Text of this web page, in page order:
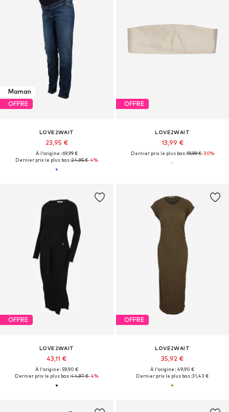
Maman
OFFRE
LOVE2WAIT
23,95 €
À l'origine : 69,99 €
Dernier prix le plus bas :24,95 €-4%
OFFRE
LOVE2WAIT
13,99 €
Dernier prix le plus bas :19,99 €-30%
OFFRE
LOVE2WAIT
43,11 €
À l'origine : 59,90 €
Dernier prix le plus bas :44,97 €-4%
OFFRE
LOVE2WAIT
35,92 €
À l'origine : 49,90 €
Dernier prix le plus bas :31,43 €